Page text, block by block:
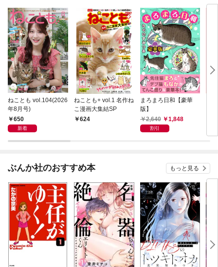
ねことも vol.104(2026
年8月号)
650
新着
ねことも+ vol.1 名作ね
こ漫画大集結SP
624
まろまろ日和【豪華
版】
2,640
1,848
割引
ぶんか社のおすすめ本 もっと見る